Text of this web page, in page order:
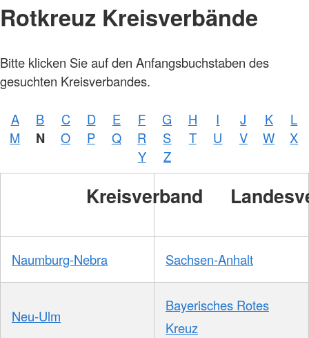
Rotkreuz Kreisverbände
Bitte klicken Sie auf den Anfangsbuchstaben des
gesuchten Kreisverbandes.
A B C D E F G H I J K
L
M
N O P Q R S T U V W
X
Y
Z
Kreisverband
Naumburg-Nebra Sachsen-Anhalt
Neu-Ulm
Bayerisches Rotes
Kreuz
Foto:
DRKS